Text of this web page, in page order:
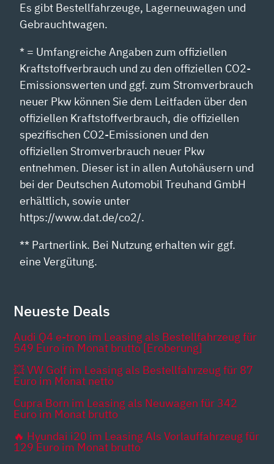
Es gibt Bestellfahrzeuge, Lagerneuwagen und
Gebrauchtwagen.
* = Umfangreiche Angaben zum offiziellen
Kraftstoffverbrauch und zu den offiziellen CO2-
Emissionswerten und ggf. zum Stromverbrauch
neuer Pkw können Sie dem Leitfaden über den
offiziellen Kraftstoffverbrauch, die offiziellen
spezifischen CO2-Emissionen und den
offiziellen Stromverbrauch neuer Pkw
entnehmen. Dieser ist in allen Autohäusern und
bei der Deutschen Automobil Treuhand GmbH
erhältlich, sowie unter
https://www.dat.de/co2/.
** Partnerlink. Bei Nutzung erhalten wir ggf.
eine Vergütung.
Neueste Deals
Audi Q4 e-tron im Leasing als Bestellfahrzeug für
549 Euro im Monat brutto [Eroberung]
💥 VW Golf im Leasing als Bestellfahrzeug für 87
Euro im Monat netto
Cupra Born im Leasing als Neuwagen für 342
Euro im Monat brutto
🔥 Hyundai i20 im Leasing Als Vorlauffahrzeug für
129 Euro im Monat brutto